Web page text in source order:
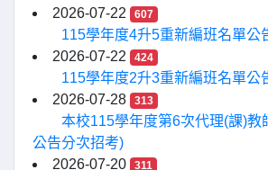
2026-07-22
607
115學年度4升5重新編班名單公
2026-07-22
424
115學年度2升3重新編班名單公
2026-07-28
313
本校115學年度第6次代理(課)教
公告分次招考)
2026-07-20
311